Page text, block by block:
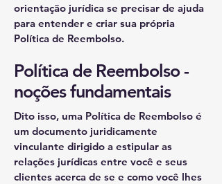
orientação jurídica se precisar de ajuda
para entender e criar sua própria
Política de Reembolso.
Política de Reembolso -
noções fundamentais
Dito isso, uma Política de Reembolso é
um documento juridicamente
vinculante dirigido a estipular as
relações jurídicas entre você e seus
clientes acerca de se e como você lhes